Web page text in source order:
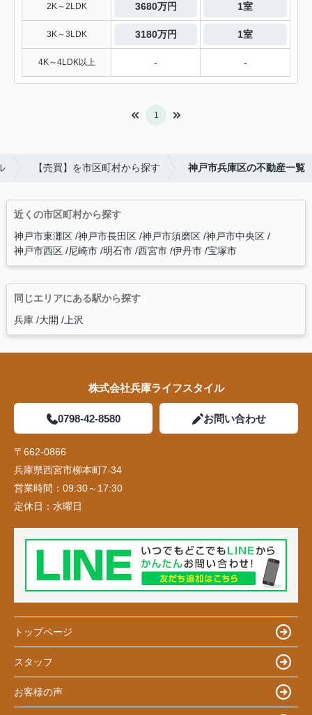
2K～2LDK 3680万円 1室
3K～3LDK 3180万円 1室
4K～4LDK以上 - -
1
【売買】を市区町村から探す 神戸市兵庫区の不動産一覧
近くの市区町村から探す
神戸市東灘区 神戸市長田区 神戸市須磨区 神戸市中央区
神戸市西区 尼崎市 明石市 西宮市 伊丹市 宝塚市
同じエリアにある駅から探す
兵庫 大開 上沢
株式会社兵庫ライフスタイル
0798-42-8580 お問い合わせ
〒662-0866
兵庫県西宮市柳本町7-34
営業時間： 09:30～17:30
定休日： 水曜日
トップページ
スタッフ
お客様の声